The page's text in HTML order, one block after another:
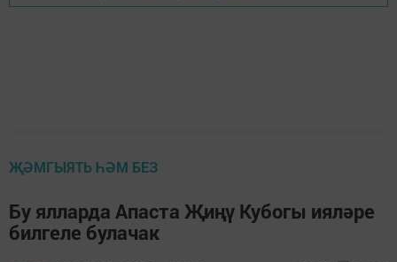
ҖӘМГЫЯТЬ ҺӘМ БЕЗ
Бу ялларда Апаста Җиңү Кубогы ияләре
билгеле булачак